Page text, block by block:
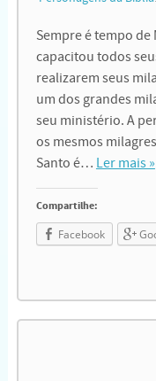
Sempre é tempo
capacitou todos
realizarem seus
um dos grandes
seu ministério. A
os mesmos
Santo é… Ler mais »
Compartilhe:
Facebook